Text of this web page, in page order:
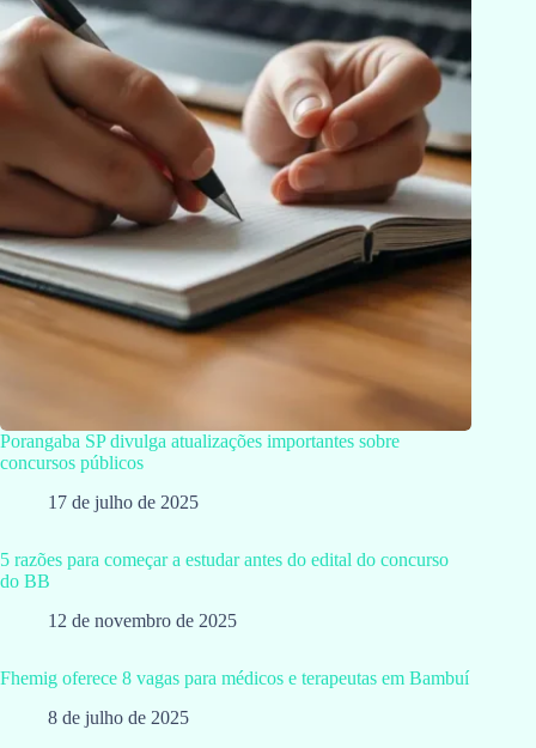
Porangaba SP divulga atualizações importantes sobre
concursos públicos
17 de julho de 2025
5 razões para começar a estudar antes do edital do concurso
do BB
12 de novembro de 2025
Fhemig oferece 8 vagas para médicos e terapeutas em Bambuí
8 de julho de 2025